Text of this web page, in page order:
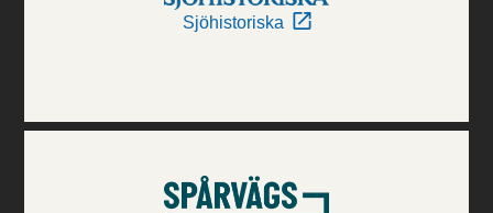
Sjöhistoriska